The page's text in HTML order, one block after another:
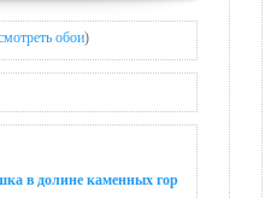
обои)
в долине каменных гор